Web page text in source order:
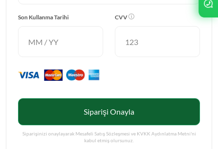
Son Kullanma Tarihi CVV
Siparişi Onayla
Siparişinizi onaylayarak Mesafeli Satış Sözleşmesi ve KVKK Aydınlatma Metni'ni
kabul etmiş olursunuz.